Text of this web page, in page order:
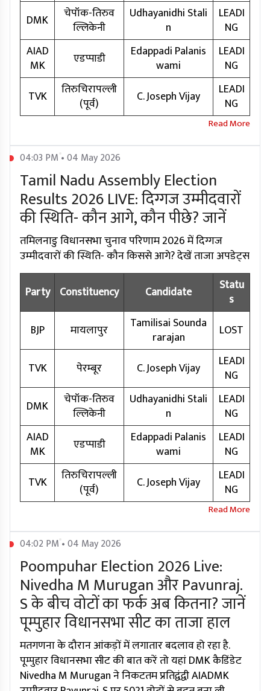
DMK
चेपॉक-तिरुव
ल्लिकेनी
Udhayanidhi Stali
n
LEADI
NG
AIAD
MK
एडप्पाडी
Edappadi Palanis
wami
LEADI
NG
TVK
तिरुचिरापल्ली
(पूर्व)
C. Joseph Vijay
LEADI
NG
04:03 PM • 04 May 2026
Tamil Nadu Assembly Election
Results 2026 LIVE: दिग्गज उम्मीदवारों
की स्थिति- कौन आगे, कौन पीछे? जानें
तमिलनाडु विधानसभा चुनाव परिणाम 2026 में दिग्गज
उम्मीदवारों की स्थिति- कौन किससे आगे? देखें ताजा अपडेट्स
Party Constituency Candidate
Statu
s
BJP
मायलापुर
Tamilisai Sounda
rarajan
LOST
TVK पेरम्बूर C. Joseph Vijay
LEADI
NG
DMK
चेपॉक-तिरुव
ल्लिकेनी
Udhayanidhi Stali
n
LEADI
NG
AIAD
MK
एडप्पाडी
Edappadi Palanis
wami
LEADI
NG
TVK
तिरुचिरापल्ली
(पूर्व)
C. Joseph Vijay
LEADI
NG
04:02 PM • 04 May 2026
Poompuhar Election 2026 Live:
Nivedha M Murugan और Pavunraj.
S के बीच वोटों का फर्क अब कितना? जानें
पूम्पुहार विधानसभा सीट का ताजा हाल
मतगणना के दौरान आंकड़ों में लगातार बदलाव हो रहा है.
पूम्पुहार विधानसभा सीट की बात करें तो यहां DMK कैडिंडेट
Nivedha M Murugan ने निकटतम प्रतिद्वंद्वी AIADMK